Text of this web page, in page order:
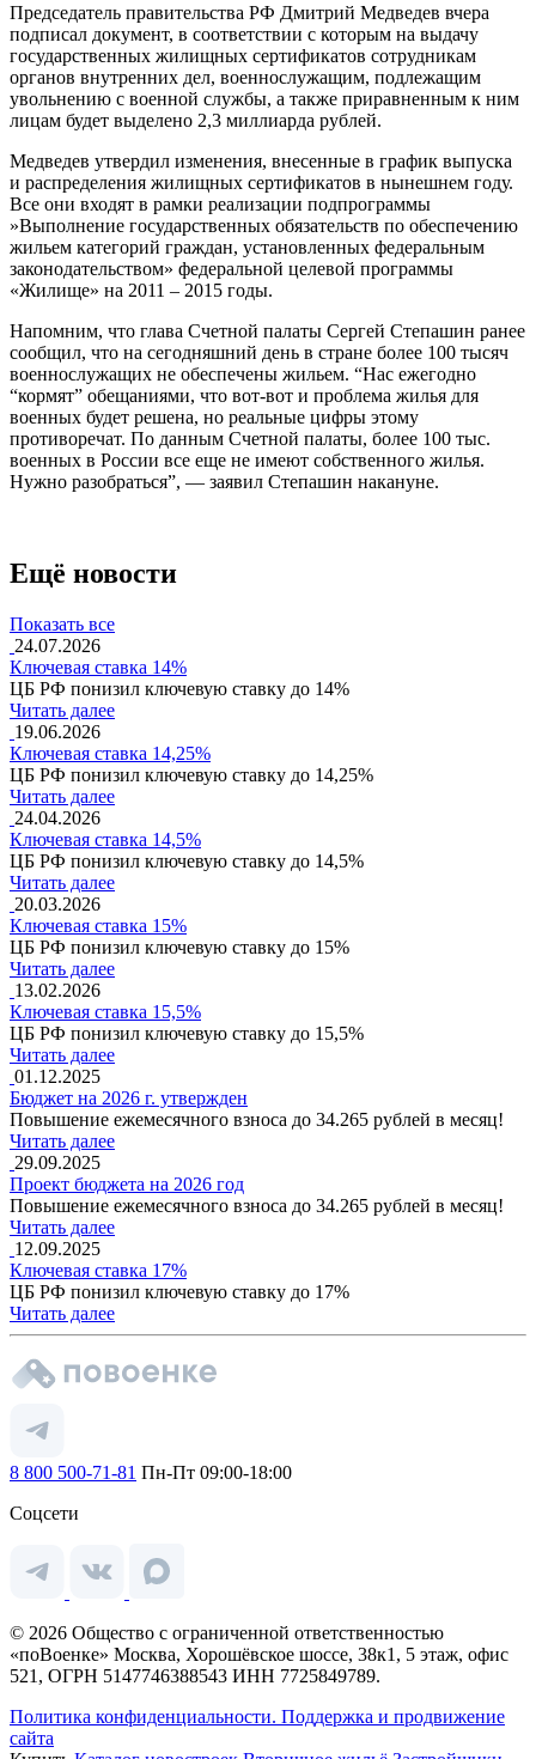
Председатель правительства РФ Дмитрий Медведев вчера
подписал документ, в соответствии с которым на выдачу
государственных жилищных сертификатов сотрудникам
органов внутренних дел, военнослужащим, подлежащим
увольнению с военной службы, а также приравненным к ним
лицам будет выделено 2,3 миллиарда рублей.
Медведев утвердил изменения, внесенные в график выпуска
и распределения жилищных сертификатов в нынешнем году.
Все они входят в рамки реализации подпрограммы
»Выполнение государственных обязательств по обеспечению
жильем категорий граждан, установленных федеральным
законодательством» федеральной целевой программы
«Жилище» на 2011 – 2015 годы.
Напомним, что глава Счетной палаты Сергей Степашин ранее
сообщил, что на сегодняшний день в стране более 100 тысяч
военнослужащих не обеспечены жильем. “Нас ежегодно
“кормят” обещаниями, что вот-вот и проблема жилья для
военных будет решена, но реальные цифры этому
противоречат. По данным Счетной палаты, более 100 тыс.
военных в России все еще не имеют собственного жилья.
Нужно разобраться”, — заявил Степашин накануне.
Ещё новости
Показать все
24.07.2026
Ключевая ставка 14%
ЦБ РФ понизил ключевую ставку до 14%
Читать далее
19.06.2026
Ключевая ставка 14,25%
ЦБ РФ понизил ключевую ставку до 14,25%
Читать далее
24.04.2026
Ключевая ставка 14,5%
ЦБ РФ понизил ключевую ставку до 14,5%
Читать далее
20.03.2026
Ключевая ставка 15%
ЦБ РФ понизил ключевую ставку до 15%
Читать далее
13.02.2026
Ключевая ставка 15,5%
ЦБ РФ понизил ключевую ставку до 15,5%
Читать далее
01.12.2025
Бюджет на 2026 г. утвержден
Повышение ежемесячного взноса до 34.265 рублей в месяц!
Читать далее
29.09.2025
Проект бюджета на 2026 год
Повышение ежемесячного взноса до 34.265 рублей в месяц!
Читать далее
12.09.2025
Ключевая ставка 17%
ЦБ РФ понизил ключевую ставку до 17%
Читать далее
8 800 500-71-81 Пн-Пт 09:00-18:00
Соцсети
© 2026 Общество с ограниченной ответственностью
«поВоенке» Москва, Хорошёвское шоссе, 38к1, 5 этаж, офис
521, ОГРН 5147746388543 ИНН 7725849789.
Политика конфиденциальности. Поддержка и продвижение
сайта